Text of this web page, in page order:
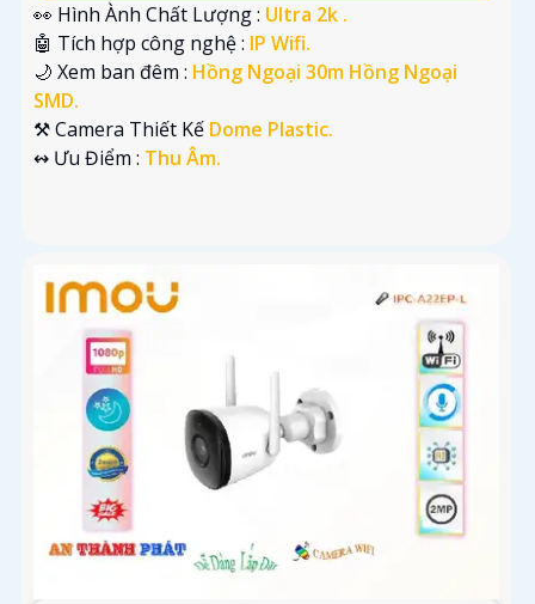
👀 Hình Ành Chất Lượng : Ultra 2k .
🤖️ Tích hợp công nghệ : IP Wifi.
🌙 Xem ban đêm : Hồng Ngoại 30m Hồng Ngoại
SMD.
⚒ Camera Thiết Kế Dome Plastic.
️↭ Ưu Điểm : Thu Âm.